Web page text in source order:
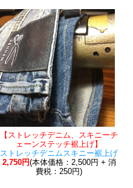
【ストレッチデニム、スキニーチ
ェーンステッチ裾上げ】
ストレッチデニムスキニー裾上げ
2,750円(本体価格：2,500円 + 消
費税：250円)